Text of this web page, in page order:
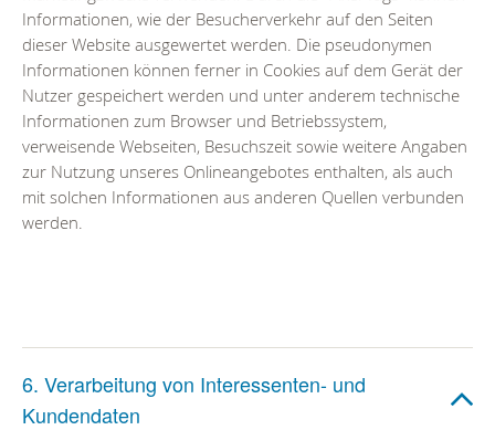
Informationen, wie der Besucherverkehr auf den Seiten
dieser Website ausgewertet werden. Die pseudonymen
Informationen können ferner in Cookies auf dem Gerät der
Nutzer gespeichert werden und unter anderem technische
Informationen zum Browser und Betriebssystem,
verweisende Webseiten, Besuchszeit sowie weitere Angaben
zur Nutzung unseres Onlineangebotes enthalten, als auch
mit solchen Informationen aus anderen Quellen verbunden
werden.
6. Verarbeitung von Interessenten- und
Kundendaten